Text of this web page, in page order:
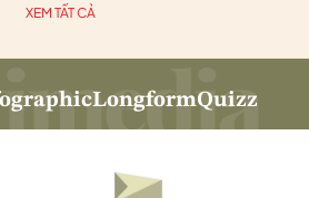
XEM TẤT CẢ
LongformQuizz